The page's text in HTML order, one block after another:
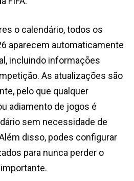
o calendário, todos os
aparecem automaticamente
incluindo informações
As atualizações são
pelo que qualquer
adiamento de jogos é
sem necessidade de
disso, podes configurar
para nunca perder o